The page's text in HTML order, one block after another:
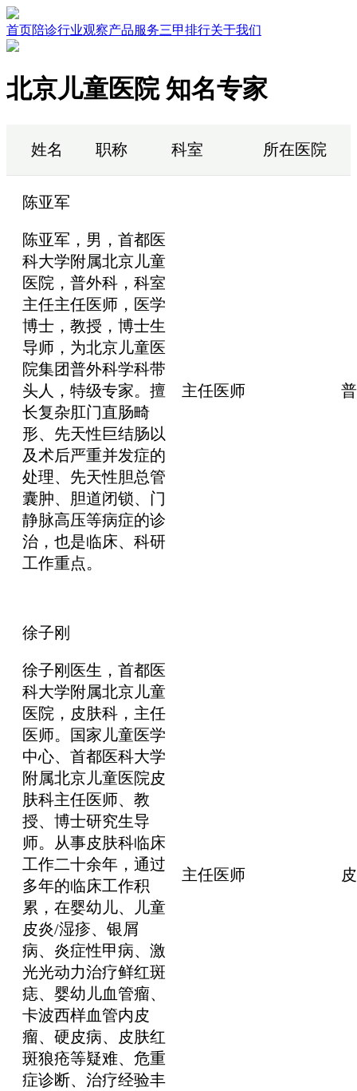
首页陪诊行业观察产品服务三甲排行关于我们
北京儿童医院 知名专家
姓名 职称 科室 所在医院
陈亚军
陈亚军，男，首都医
科大学附属北京儿童
医院，普外科，科室
主任主任医师，医学
博士，教授，博士生
导师，为北京儿童医
院集团普外科学科带
头人，特级专家。擅
长复杂肛门直肠畸
形、先天性巨结肠以
及术后严重并发症的
处理、先天性胆总管
囊肿、胆道闭锁、门
静脉高压等病症的诊
治，也是临床、科研
工作重点。
主任医师
徐子刚
徐子刚医生，首都医
科大学附属北京儿童
医院，皮肤科，主任
医师。国家儿童医学
中心、首都医科大学
附属北京儿童医院皮
肤科主任医师、教
授、博士研究生导
师。从事皮肤科临床
工作二十余年，通过
多年的临床工作积
累，在婴幼儿、儿童
皮炎/湿疹、银屑
病、炎症性甲病、激
光光动力治疗鲜红斑
痣、婴幼儿血管瘤、
卡波西样血管内皮
瘤、硬皮病、皮肤红
斑狼疮等疑难、危重
症诊断、治疗经验丰
主任医师